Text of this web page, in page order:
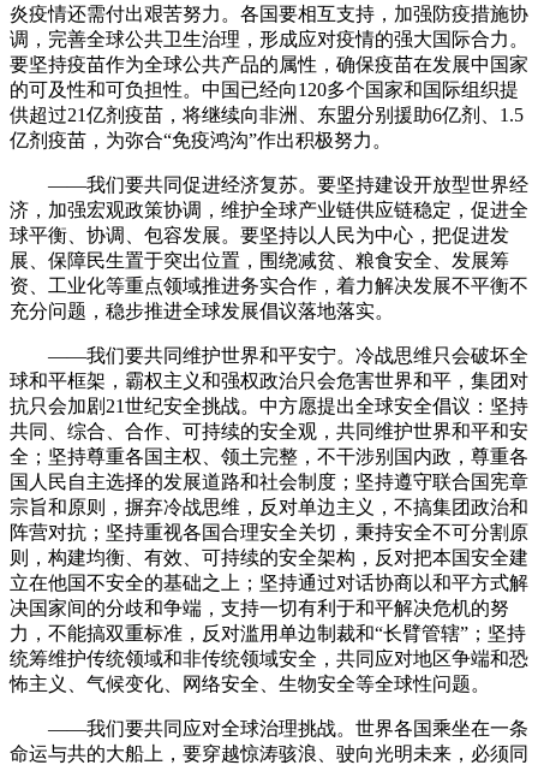
炎疫情还需付出艰苦努力。各国要相互支持，加强防疫措施协
调，完善全球公共卫生治理，形成应对疫情的强大国际合力。
要坚持疫苗作为全球公共产品的属性，确保疫苗在发展中国家
的可及性和可负担性。中国已经向120多个国家和国际组织提
供超过21亿剂疫苗，将继续向非洲、东盟分别援助6亿剂、1.5
亿剂疫苗，为弥合“免疫鸿沟”作出积极努力。
——我们要共同促进经济复苏。要坚持建设开放型世界经
济，加强宏观政策协调，维护全球产业链供应链稳定，促进全
球平衡、协调、包容发展。要坚持以人民为中心，把促进发
展、保障民生置于突出位置，围绕减贫、粮食安全、发展筹
资、工业化等重点领域推进务实合作，着力解决发展不平衡不
充分问题，稳步推进全球发展倡议落地落实。
——我们要共同维护世界和平安宁。冷战思维只会破坏全
球和平框架，霸权主义和强权政治只会危害世界和平，集团对
抗只会加剧21世纪安全挑战。中方愿提出全球安全倡议：坚持
共同、综合、合作、可持续的安全观，共同维护世界和平和安
全；坚持尊重各国主权、领土完整，不干涉别国内政，尊重各
国人民自主选择的发展道路和社会制度；坚持遵守联合国宪章
宗旨和原则，摒弃冷战思维，反对单边主义，不搞集团政治和
阵营对抗；坚持重视各国合理安全关切，秉持安全不可分割原
则，构建均衡、有效、可持续的安全架构，反对把本国安全建
立在他国不安全的基础之上；坚持通过对话协商以和平方式解
决国家间的分歧和争端，支持一切有利于和平解决危机的努
力，不能搞双重标准，反对滥用单边制裁和“长臂管辖”；坚持
统筹维护传统领域和非传统领域安全，共同应对地区争端和恐
怖主义、气候变化、网络安全、生物安全等全球性问题。
——我们要共同应对全球治理挑战。世界各国乘坐在一条
命运与共的大船上，要穿越惊涛骇浪、驶向光明未来，必须同